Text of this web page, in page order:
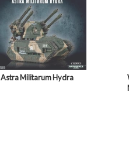
Astra Militarum Hydra